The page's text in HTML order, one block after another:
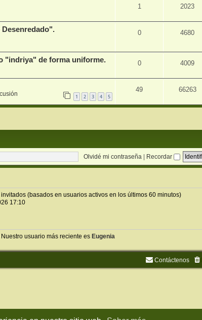
1 2023
0 4680
"indriya" de forma uniforme. 0 4009
1 2 3 4 5
49 66263
Olvidé mi contraseña | Recordar
(basados en usuarios activos en los últimos 60 minutos)
17:10
usuario más reciente es Eugenia
Contáctenos